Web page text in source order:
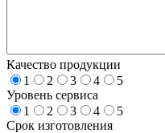
Качество продукции
1
2 3 4
5
Уровень сервиса
1
2 3 4
5
Срок изготовления